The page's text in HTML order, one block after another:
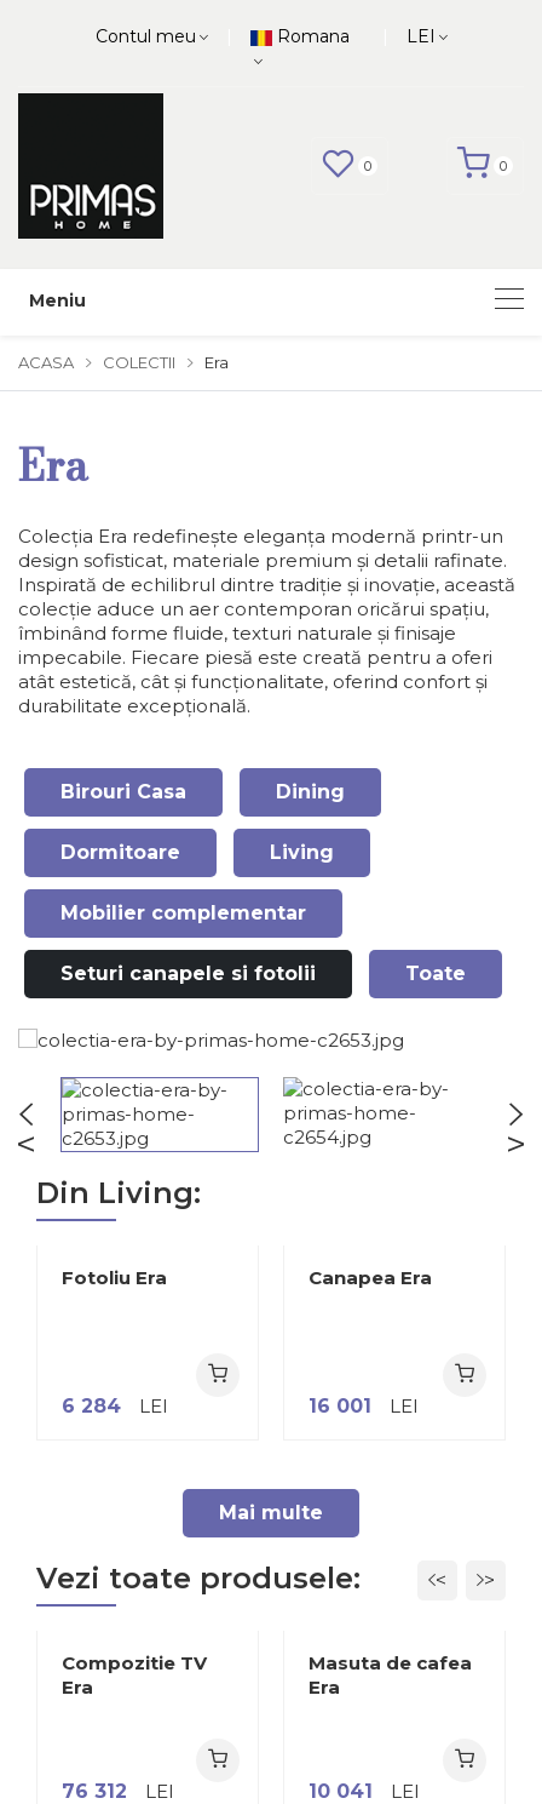
Contul meu Romana LEI
0 0
Meniu
ACASA COLECTII Era
Era
Colecția Era redefinește eleganța modernă printr-un
design sofisticat, materiale premium și detalii rafinate.
Inspirată de echilibrul dintre tradiție și inovație, această
colecție aduce un aer contemporan oricărui spațiu,
îmbinând forme fluide, texturi naturale și finisaje
impecabile. Fiecare piesă este creată pentru a oferi
atât estetică, cât și funcționalitate, oferind confort și
durabilitate excepțională.
Birouri Casa Dining
Dormitoare Living
Mobilier complementar
Seturi canapele si fotolii Toate
< >
Din Living:
Fotoliu Era
6 284 LEI
Canapea Era
16 001 LEI
Mai multe
Vezi toate produsele: <
Compozitie TV
Era
76 312 LEI
Masuta de cafea
Era
10 041 LEI
>